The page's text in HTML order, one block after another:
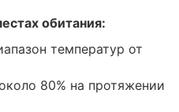
обитания:
температур от
80% на протяжении